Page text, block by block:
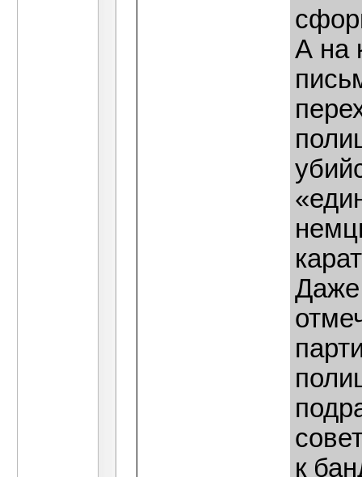
А на
Даже
к